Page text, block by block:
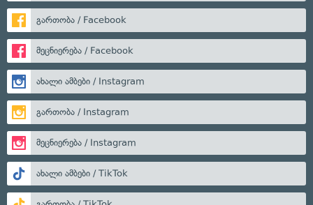
გართობა / Facebook
მეცნიერება / Facebook
ახალი ამბები / Instagram
გართობა / Instagram
მეცნიერება / Instagram
ახალი ამბები / TikTok